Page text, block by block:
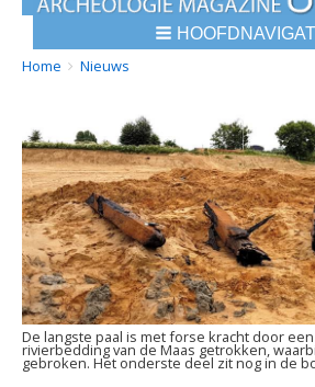
BREADCRUMBS
YOU
Home Nieuws
De langste paal is met forse kracht door
rivierbedding van de Maas getrokken,
gebroken. Het onderste deel zit nog in de